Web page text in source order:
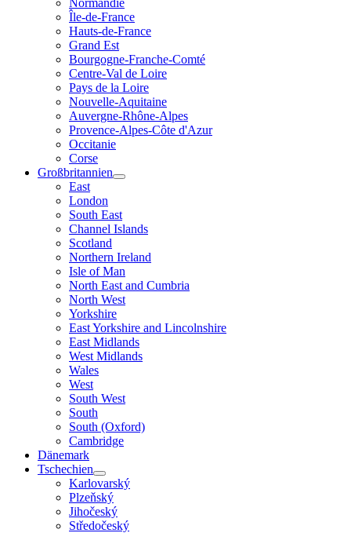
Normandie
Île-de-France
Hauts-de-France
Grand Est
Bourgogne-Franche-Comté
Centre-Val de Loire
Pays de la Loire
Nouvelle-Aquitaine
Auvergne-Rhône-Alpes
Provence-Alpes-Côte d'Azur
Occitanie
Corse
Großbritannien
East
London
South East
Channel Islands
Scotland
Northern Ireland
Isle of Man
North East and Cumbria
North West
Yorkshire
East Yorkshire and Lincolnshire
East Midlands
West Midlands
Wales
West
South West
South
South (Oxford)
Cambridge
Dänemark
Tschechien
Karlovarský
Plzeňský
Jihočeský
Středočeský